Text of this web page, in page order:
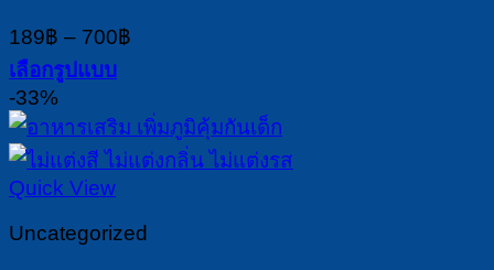
on
the
product
page
189฿ – 700฿
through
700฿
เลือกรูปแบบ
This
product
has
multiple
variants.
options
-33%
Quick View
Uncategorized